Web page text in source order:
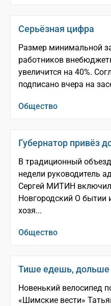
Серьёзная цифра
Размер минимальной
работников
увеличится на 40%.
подписано вчера на
Общество
Губернатор привёз
В традиционный
недели руководитель
Сергей МИТИН
Новгородский О бытии
хозя...
Общество
Тише едешь,
Новенький велосипед
«Шимские вести»